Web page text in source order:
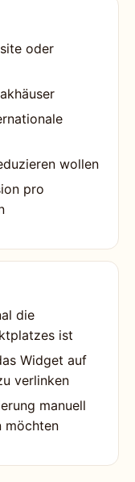
oder
wollen
pro
die
ist
Widget auf
verlinken
manuell
möchten